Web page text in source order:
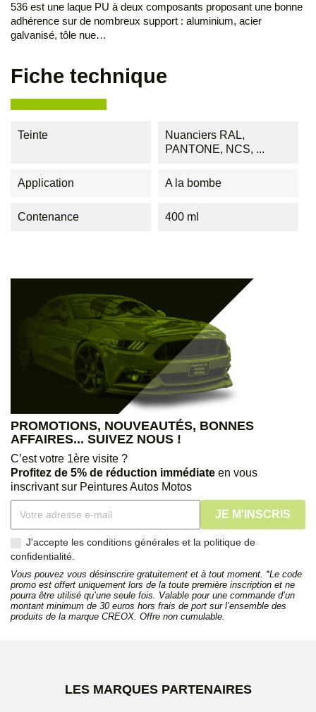
536 est une laque PU à deux composants proposant une bonne
adhérence sur de nombreux support : aluminium, acier
galvanisé, tôle nue…
Fiche technique
Teinte
Nuanciers RAL,
PANTONE, NCS, ...
Application A la bombe
Contenance 400 ml
PROMOTIONS, NOUVEAUTÉS, BONNES
AFFAIRES... SUIVEZ NOUS !
C’est votre 1ère visite ?
Profitez de 5% de réduction immédiate en vous
inscrivant sur Peintures Autos Motos
J'accepte les conditions générales et la politique de
confidentialité.
Vous pouvez vous désinscrire gratuitement et à tout moment. *Le code
promo est offert uniquement lors de la toute première inscription et ne
pourra être utilisé qu’une seule fois. Valable pour une commande d’un
montant minimum de 30 euros hors frais de port sur l’ensemble des
produits de la marque CREOX. Offre non cumulable.
LES MARQUES PARTENAIRES